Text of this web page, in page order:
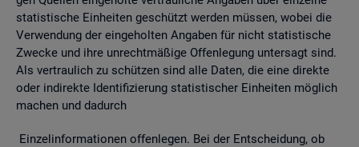
sta­tis­ti­sche Ein­hei­ten ge­schützt wer­den müs­sen, wobei die
Ver­wen­dung der ein­ge­hol­ten An­ga­ben für nicht sta­tis­ti­sche
Zwe­cke und ihre un­recht­mä­ßi­ge Of­fen­le­gung un­ter­sagt sind.
Als ver­trau­lich zu schüt­zen sind alle Daten, die eine di­rek­te
oder in­di­rek­te Iden­ti­fi­zie­rung sta­tis­ti­scher Ein­hei­ten mög­lich
ma­chen und da­durch
Ein­zel­in­for­ma­tio­nen of­fen­le­gen. Bei der Ent­schei­dung, ob